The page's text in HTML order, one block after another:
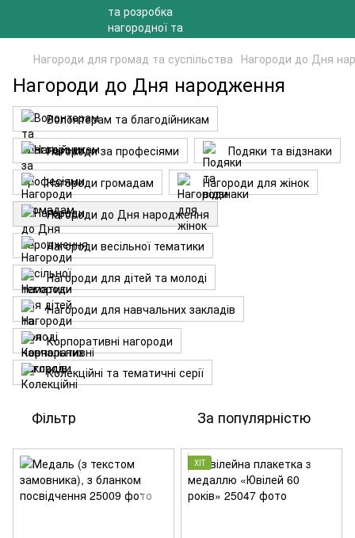
Нагороди для громад та суспільства Нагороди до Дня
Нагороди до Дня народження
Волонтерам та благодійникам
Нагороди за професіями
Подяки та відзнаки
Нагороди громадам
Нагороди для жінок
Нагороди до Дня народження
Нагороди весільної тематики
Нагороди для дітей та молоді
Нагороди для навчальних закладів
Корпоративні нагороди
Колекційні та тематичні серії
Фільтр За популярністю
ХІТ